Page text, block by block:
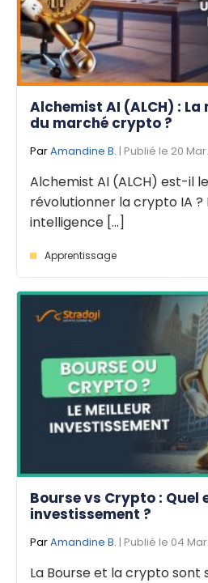
Alchemist AI (ALCH) :
du marché crypto ?
ParAmandine B. | Publié le 20
Alchemist AI (ALCH) est-il
révolutionner la crypto IA ?
intelligence [...]
Apprentissage
Bourse vs Crypto : Quel
investissement ?
ParAmandine B. | Publié le 04
La Bourse et la crypto sont